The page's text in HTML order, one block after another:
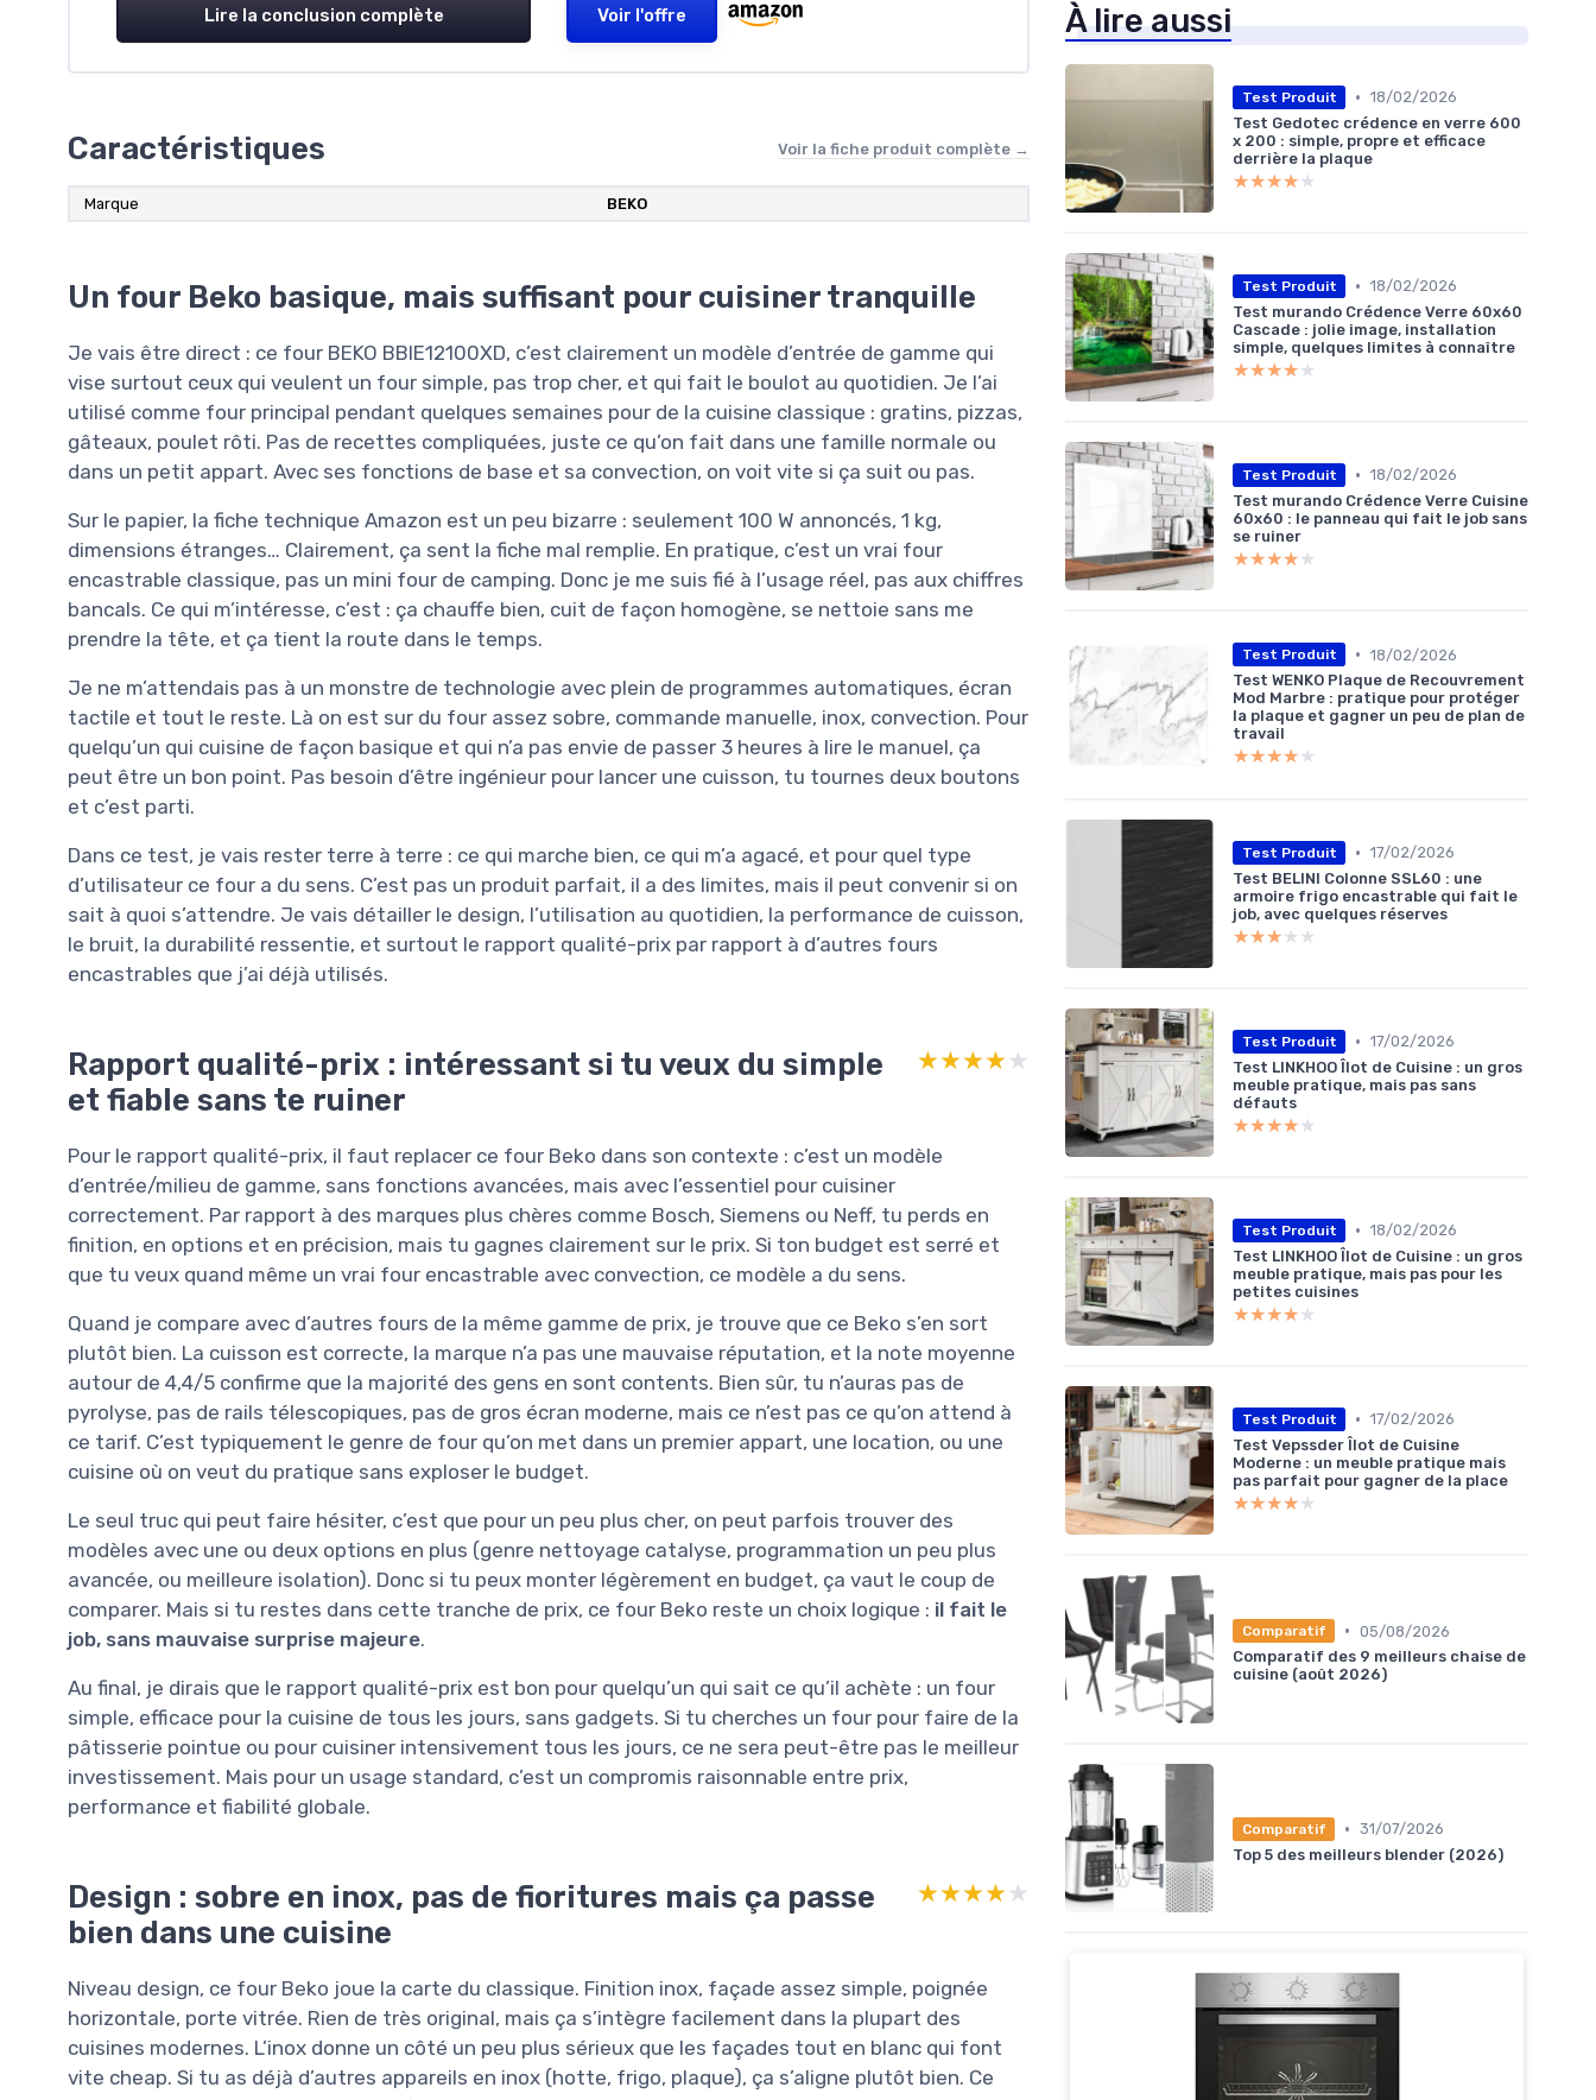
Lire la conclusion complète Voir l'offre
Caractéristiques Voir la fiche produit complète →
Marque ‎BEKO
Un four Beko basique, mais suffisant pour cuisiner tranquille
Je vais être direct : ce four BEKO BBIE12100XD, c’est clairement un modèle d’entrée de gamme qui
vise surtout ceux qui veulent un four simple, pas trop cher, et qui fait le boulot au quotidien. Je l’ai
utilisé comme four principal pendant quelques semaines pour de la cuisine classique : gratins, pizzas,
gâteaux, poulet rôti. Pas de recettes compliquées, juste ce qu’on fait dans une famille normale ou
dans un petit appart. Avec ses fonctions de base et sa convection, on voit vite si ça suit ou pas.
Sur le papier, la fiche technique Amazon est un peu bizarre : seulement 100 W annoncés, 1 kg,
dimensions étranges… Clairement, ça sent la fiche mal remplie. En pratique, c’est un vrai four
encastrable classique, pas un mini four de camping. Donc je me suis fié à l’usage réel, pas aux chiffres
bancals. Ce qui m’intéresse, c’est : ça chauffe bien, cuit de façon homogène, se nettoie sans me
prendre la tête, et ça tient la route dans le temps.
Je ne m’attendais pas à un monstre de technologie avec plein de programmes automatiques, écran
tactile et tout le reste. Là on est sur du four assez sobre, commande manuelle, inox, convection. Pour
quelqu’un qui cuisine de façon basique et qui n’a pas envie de passer 3 heures à lire le manuel, ça
peut être un bon point. Pas besoin d’être ingénieur pour lancer une cuisson, tu tournes deux boutons
et c’est parti.
Dans ce test, je vais rester terre à terre : ce qui marche bien, ce qui m’a agacé, et pour quel type
d’utilisateur ce four a du sens. C’est pas un produit parfait, il a des limites, mais il peut convenir si on
sait à quoi s’attendre. Je vais détailler le design, l’utilisation au quotidien, la performance de cuisson,
le bruit, la durabilité ressentie, et surtout le rapport qualité-prix par rapport à d’autres fours
encastrables que j’ai déjà utilisés.
Rapport qualité-prix : intéressant si tu veux du simple
et fiable sans te ruiner
★★★★★
★★★★★
Pour le rapport qualité-prix, il faut replacer ce four Beko dans son contexte : c’est un modèle
d’entrée/milieu de gamme, sans fonctions avancées, mais avec l’essentiel pour cuisiner
correctement. Par rapport à des marques plus chères comme Bosch, Siemens ou Neff, tu perds en
finition, en options et en précision, mais tu gagnes clairement sur le prix. Si ton budget est serré et
que tu veux quand même un vrai four encastrable avec convection, ce modèle a du sens.
Quand je compare avec d’autres fours de la même gamme de prix, je trouve que ce Beko s’en sort
plutôt bien. La cuisson est correcte, la marque n’a pas une mauvaise réputation, et la note moyenne
autour de 4,4/5 confirme que la majorité des gens en sont contents. Bien sûr, tu n’auras pas de
pyrolyse, pas de rails télescopiques, pas de gros écran moderne, mais ce n’est pas ce qu’on attend à
ce tarif. C’est typiquement le genre de four qu’on met dans un premier appart, une location, ou une
cuisine où on veut du pratique sans exploser le budget.
Le seul truc qui peut faire hésiter, c’est que pour un peu plus cher, on peut parfois trouver des
modèles avec une ou deux options en plus (genre nettoyage catalyse, programmation un peu plus
avancée, ou meilleure isolation). Donc si tu peux monter légèrement en budget, ça vaut le coup de
comparer. Mais si tu restes dans cette tranche de prix, ce four Beko reste un choix logique : il fait le
job, sans mauvaise surprise majeure.
Au final, je dirais que le rapport qualité-prix est bon pour quelqu’un qui sait ce qu’il achète : un four
simple, efficace pour la cuisine de tous les jours, sans gadgets. Si tu cherches un four pour faire de la
pâtisserie pointue ou pour cuisiner intensivement tous les jours, ce ne sera peut-être pas le meilleur
investissement. Mais pour un usage standard, c’est un compromis raisonnable entre prix,
performance et fiabilité globale.
Design : sobre en inox, pas de fioritures mais ça passe
bien dans une cuisine
★★★★★
★★★★★
Niveau design, ce four Beko joue la carte du classique. Finition inox, façade assez simple, poignée
horizontale, porte vitrée. Rien de très original, mais ça s’intègre facilement dans la plupart des
cuisines modernes. L’inox donne un côté un peu plus sérieux que les façades tout en blanc qui font
vite cheap. Si tu as déjà d’autres appareils en inox (hotte, frigo, plaque), ça s’aligne plutôt bien. Ce
À lire aussi
Test Produit • 18/02/2026
Test Gedotec crédence en verre 600
x 200 : simple, propre et efficace
derrière la plaque
★★★★★
★★★★★
Test Produit • 18/02/2026
Test murando Crédence Verre 60x60
Cascade : jolie image, installation
simple, quelques limites à connaître
★★★★★
★★★★★
Test Produit • 18/02/2026
Test murando Crédence Verre Cuisine
60x60 : le panneau qui fait le job sans
se ruiner
★★★★★
★★★★★
Test Produit • 18/02/2026
Test WENKO Plaque de Recouvrement
Mod Marbre : pratique pour protéger
la plaque et gagner un peu de plan de
travail
★★★★★
★★★★★
Test Produit • 17/02/2026
Test BELINI Colonne SSL60 : une
armoire frigo encastrable qui fait le
job, avec quelques réserves
★★★★★
★★★★★
Test Produit • 17/02/2026
Test LINKHOO Îlot de Cuisine : un gros
meuble pratique, mais pas sans
défauts
★★★★★
★★★★★
Test Produit • 18/02/2026
Test LINKHOO Îlot de Cuisine : un gros
meuble pratique, mais pas pour les
petites cuisines
★★★★★
★★★★★
Test Produit • 17/02/2026
Test Vepssder Îlot de Cuisine
Moderne : un meuble pratique mais
pas parfait pour gagner de la place
★★★★★
★★★★★
Comparatif • 05/08/2026
Comparatif des 9 meilleurs chaise de
cuisine (août 2026)
Comparatif • 31/07/2026
Top 5 des meilleurs blender (2026)